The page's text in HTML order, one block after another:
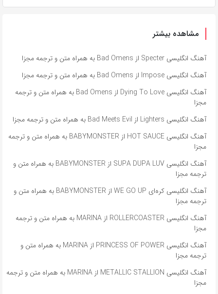
مشاهده بیشتر
آهنگ انگلیسی Specter از Bad Omens به همراه متن و ترجمه مجزا
آهنگ انگلیسی Impose از Bad Omens به همراه متن و ترجمه مجزا
آهنگ انگلیسی Dying To Love از Bad Omens به همراه متن و ترجمه
مجزا
آهنگ انگلیسی Lighters از Bad Meets Evil به همراه متن و ترجمه مجزا
آهنگ انگلیسی HOT SAUCE از BABYMONSTER به همراه متن و ترجمه
مجزا
آهنگ انگلیسی SUPA DUPA LUV از BABYMONSTER به همراه متن و
ترجمه مجزا
آهنگ انگلیسی کره‌ای WE GO UP از BABYMONSTER به همراه متن و
ترجمه مجزا
آهنگ انگلیسی ROLLERCOASTER از MARINA به همراه متن و ترجمه
مجزا
آهنگ انگلیسی PRINCESS OF POWER از MARINA به همراه متن و
ترجمه مجزا
آهنگ انگلیسی METALLIC STALLION از MARINA به همراه متن و ترجمه
مجزا